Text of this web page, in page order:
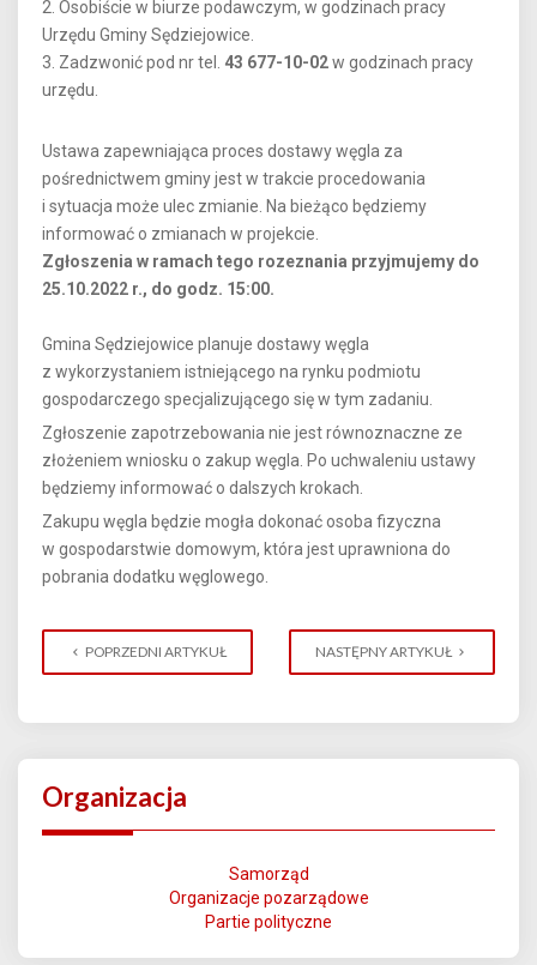
2. Osobiście w biurze podawczym, w godzinach pracy
Urzędu Gminy Sędziejowice.
3. Zadzwonić pod nr tel. 43 677-10-02w godzinach pracy
urzędu.
Ustawa zapewniająca proces dostawy węgla za
pośrednictwem gminy jest w trakcie procedowania
i sytuacja może ulec zmianie. Na bieżąco będziemy
informować o zmianach w projekcie.
Zgłoszenia w ramach tego rozeznania przyjmujemy do
25.10.2022 r., do godz. 15:00.
Gmina Sędziejowice planuje dostawy węgla
z wykorzystaniem istniejącego na rynku podmiotu
gospodarczego specjalizującego się w tym zadaniu.
Zgłoszenie zapotrzebowania nie jest równoznaczne ze
złożeniem wniosku o zakup węgla. Po uchwaleniu ustawy
będziemy informować o dalszych krokach.
Zakupu węgla będzie mogła dokonać osoba fizyczna
w gospodarstwie domowym, która jest uprawniona do
pobrania dodatku węglowego.
POPRZEDNI ARTYKUŁ NASTĘPNY ARTYKUŁ
Organizacja
Samorząd
Organizacje pozarządowe
Partie polityczne